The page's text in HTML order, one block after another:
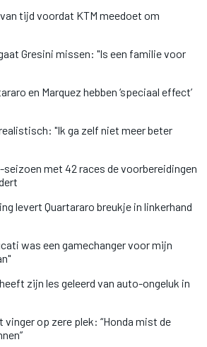
tijd voordat KTM meedoet om
Gresini missen: "Is een familie voor
en Marquez hebben ‘speciaal effect’
"Ik ga zelf niet meer beter
seizoen met 42 races de voorbereidingen
levert Quartararo breukje in linkerhand
was een gamechanger voor mijn
zijn les geleerd van auto-ongeluk in
vinger op zere plek: “Honda mist de